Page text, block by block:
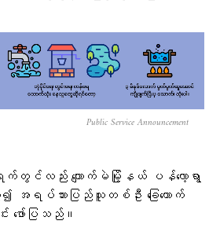
Public Service Announcement
လည်း ကျောက်မဲမြို့နယ် ပန်လော့ရွာ
အရပ်သားပြည်သူတစ်ဦး ခြေထောက်
ဖော်ပြသည်။